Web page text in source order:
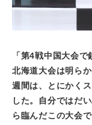
「第4戦中国大会で
北海道大会は明ら
週間は、とにかく
した。自分ではだ
ら臨んだこの大会